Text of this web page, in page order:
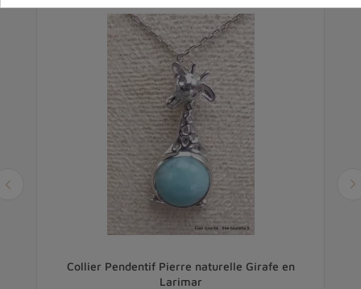
Collier Pendentif Pierre naturelle Girafe en
Larimar